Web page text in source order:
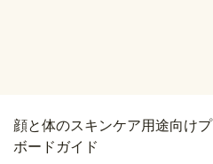
顔と体のスキンケア用途向け
ボードガイド